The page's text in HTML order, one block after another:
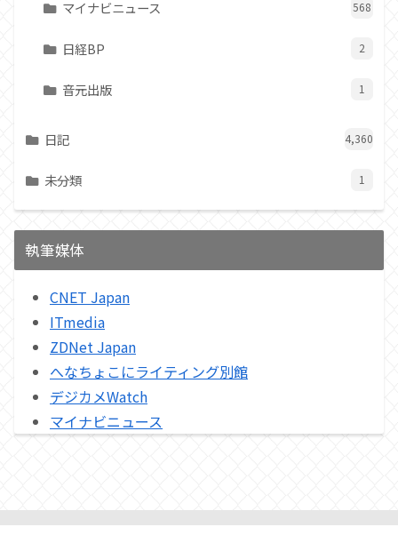
マイナビニュース 568
日経BP 2
音元出版 1
日記 4,360
未分類 1
執筆媒体
CNET Japan
ITmedia
ZDNet Japan
へなちょこにライティング別館
デジカメWatch
マイナビニュース